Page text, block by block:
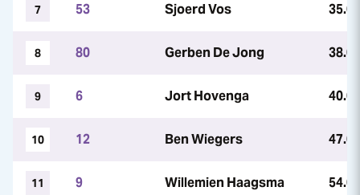
7 53 Sjoerd Vos 35.0
8 80 Gerben De Jong 38.0
9 6 Jort Hovenga 40.0
10 12 Ben Wiegers 47.0
11 9 Willemien Haagsma 54.0